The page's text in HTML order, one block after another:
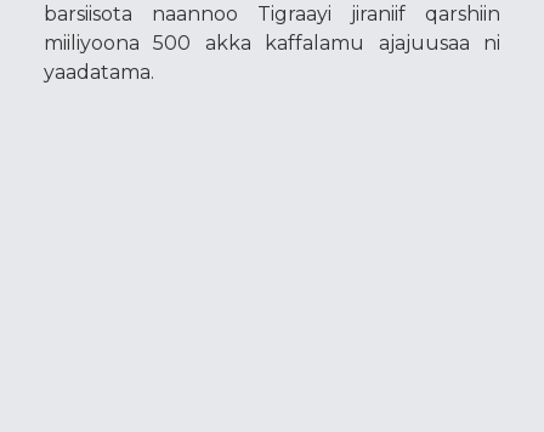
barsiisota naannoo Tigraayi jiraniif qarshiin
miiliyoona 500 akka kaffalamu ajajuusaa ni
yaadatama.